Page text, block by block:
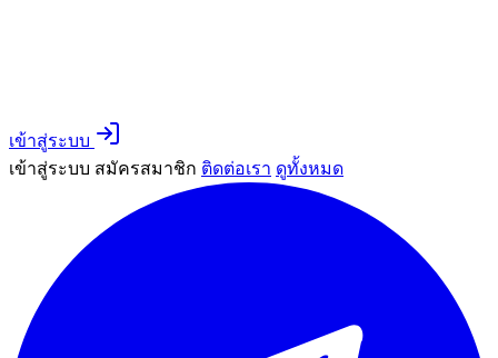
เข้าสู่ระบบ
เข้าสู่ระบบ สมัครสมาชิก ติดต่อเรา ดูทั้งหมด